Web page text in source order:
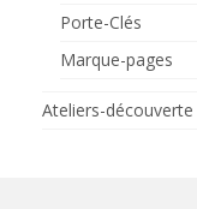
Porte-Clés
Marque-pages
Ateliers-découverte